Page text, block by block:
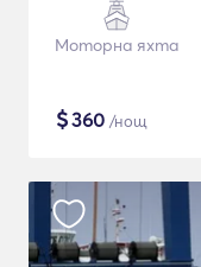
Моторна яхта
$360 /нощ